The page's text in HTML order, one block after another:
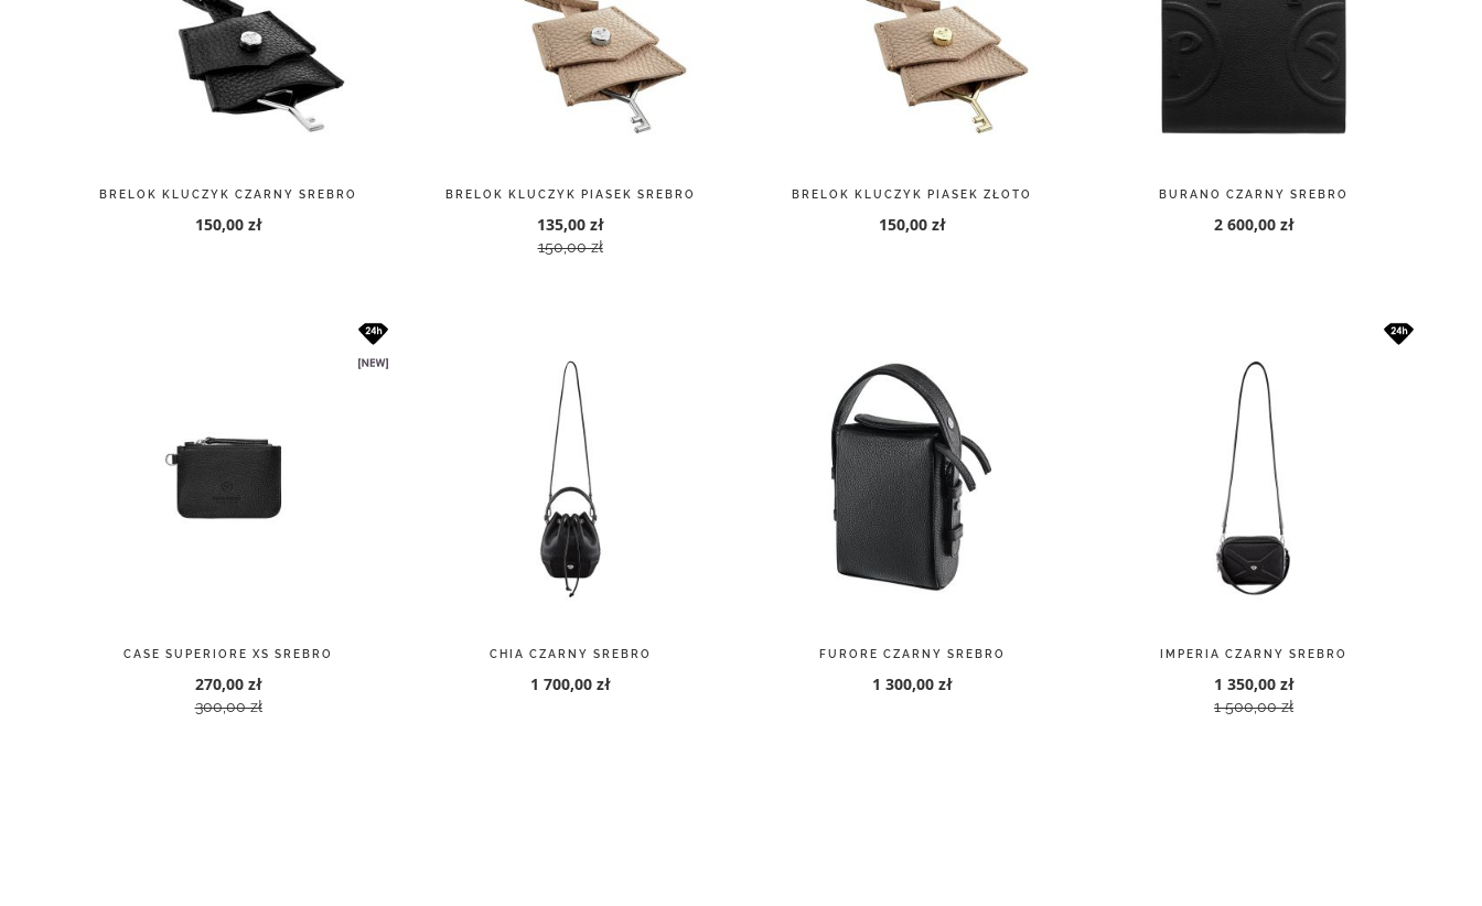
BRELOK KLUCZYK CZARNY SREBRO
150,00 zł
BRELOK KLUCZYK PIASEK SREBRO
135,00 zł
150,00 zł
BRELOK KLUCZYK PIASEK ZŁOTO
150,00 zł
BURANO CZARNY SREBRO
2 600,00 zł
CASE SUPERIORE XS SREBRO
270,00 zł
300,00 zł
CHIA CZARNY SREBRO
1 700,00 zł
FURORE CZARNY SREBRO
1 300,00 zł
IMPERIA CZARNY SREBRO
1 350,00 zł
1 500,00 zł